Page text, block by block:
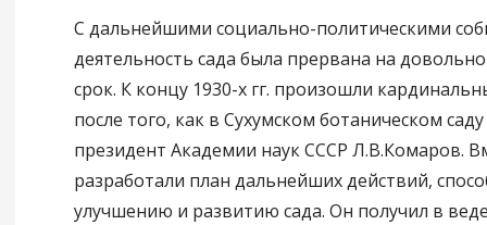
С дальнейшими социально-политическими
деятельность сада была прервана на
срок. К концу 1930-х гг. произошли
после того, как в Сухумском ботаническом
президент Академии наук СССР Л.В.Комаров.
разработали план дальнейших действий,
улучшению и развитию сада. Он получил в